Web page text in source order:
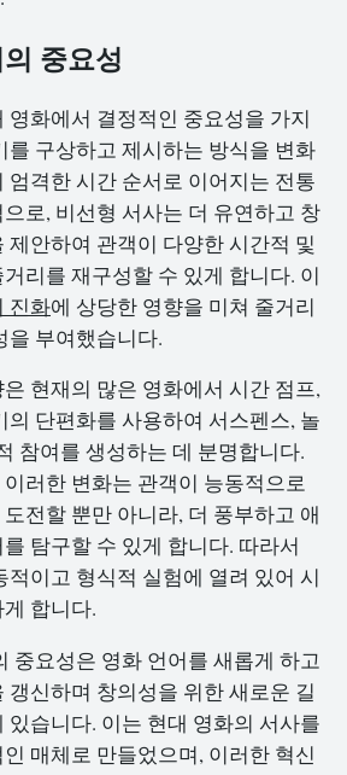
중요성
영화에서 결정적인 중요성을 가지
를 구상하고 제시하는 방식을 변화
엄격한 시간 순서로 이어지는 전통
로, 비선형 서사는 더 유연하고 창
제안하여 관객이 다양한 시간적 및
리를 재구성할 수 있게 합니다. 이
진화에 상당한 영향을 미쳐 줄거리
을 부여했습니다.
현재의 많은 영화에서 시간 점프,
의 단편화를 사용하여 서스펜스, 놀
참여를 생성하는 데 분명합니다.
러한 변화는 관객이 능동적으로
전할 뿐만 아니라, 더 풍부하고 애
탐구할 수 있게 합니다. 따라서
적이고 형식적 실험에 열려 있어 시
합니다.
중요성은 영화 언어를 새롭게 하고
갱신하며 창의성을 위한 새로운 길
있습니다. 이는 현대 영화의 서사를
매체로 만들었으며, 이러한 혁신